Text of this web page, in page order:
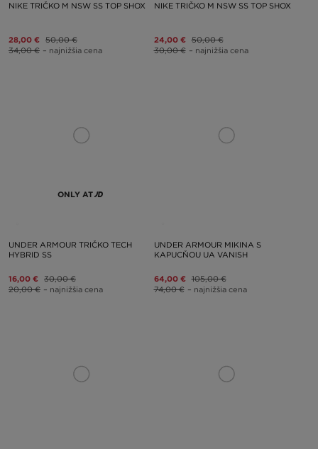
NIKE TRIČKO M NSW SS TOP SHOX
28,00 € 50,00 €
34,00 € – najnižšia cena
NIKE TRIČKO M NSW SS TOP SHOX
24,00 € 50,00 €
30,00 € – najnižšia cena
ONLY AT
UNDER ARMOUR TRIČKO TECH
HYBRID SS
16,00 € 30,00 €
20,00 € – najnižšia cena
UNDER ARMOUR MIKINA S
KAPUCŇOU UA VANISH
64,00 € 105,00 €
74,00 € – najnižšia cena